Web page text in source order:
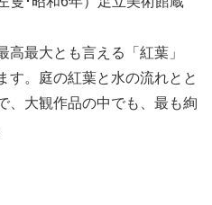
高最大とも言える「紅葉」
す。庭の紅葉と水の流れとと
、大観作品の中でも、最も絢